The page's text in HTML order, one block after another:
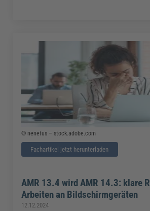
© nenetus – stock.adobe.com
Fachartikel jetzt herunterladen
AMR 13.4 wird AMR 14.3: klare
Arbeiten an Bildschirmgeräten
12.12.2024